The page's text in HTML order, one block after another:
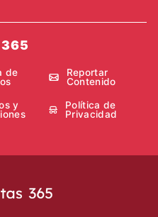
365
de
Reportar
Contenido
y
Política de
Privacidad